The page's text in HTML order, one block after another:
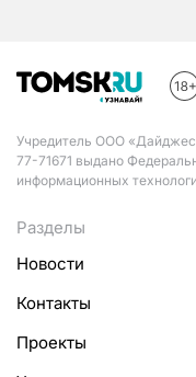
Учредитель ООО
77-71671 выдано
информационных
Разделы
Новости
Контакты
Проекты